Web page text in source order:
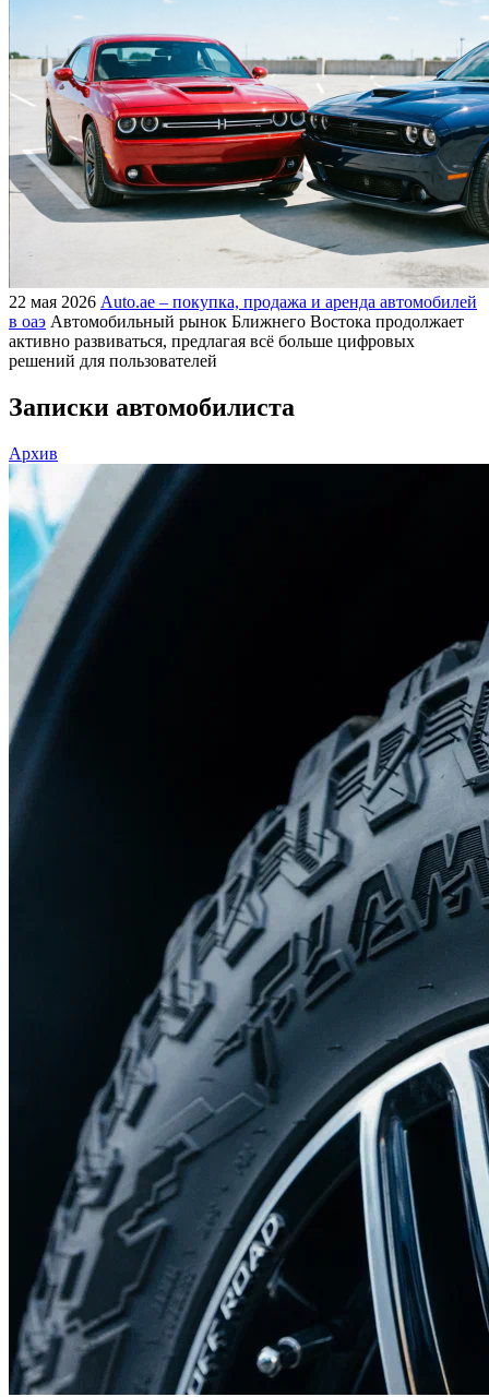
22 мая 2026 Auto.ae – покупка, продажа и аренда автомобилей
в оаэ Автомобильный рынок Ближнего Востока продолжает
активно развиваться, предлагая всё больше цифровых
решений для пользователей
Записки автомобилиста
Архив